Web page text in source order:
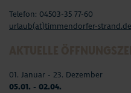
Telefon: 04503-35 77-60
urlaub(at)timmendorfer-strand.de
01. Januar - 23. Dezember
05.01. - 02.04.